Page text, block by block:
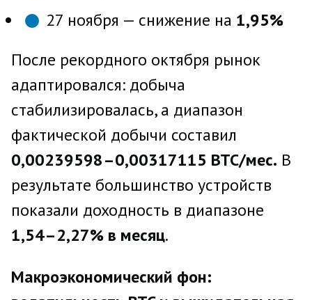
27 ноября — снижение на 1,95%
После рекордного октября рынок
адаптировался: добыча
стабилизировалась, а диапазон
фактической добычи составил
0,00239598–0,00317115 BTC/мес. В
результате большинство устройств
показали доходность в диапазоне
1,54–2,27% в месяц.
Макроэкономический фон: